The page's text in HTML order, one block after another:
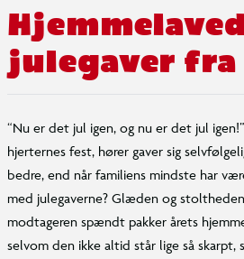
julegaver fra
“Nu er det jul igen, og nu er det jul
hjerternes fest, hører gaver sig
bedre, end når familiens mindste har
med julegaverne? Glæden og
modtageren spændt pakker årets
selvom den ikke altid står lige så